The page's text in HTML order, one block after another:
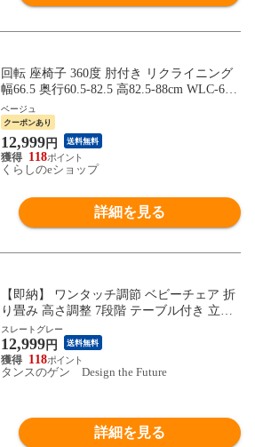
回転 座椅子 360度 肘付き リクライニング
幅66.5 奥行60.5-82.5 高82.5-88cm WLC-65
リビングチェア リラックスチェア 座椅子
高座椅子 チェア チェアー 椅子 イス 山善 Y
AMAZEN 【送料無料】
ベージュ
クーポンあり
12,999円 送料無料
118
くらしのeショップ
詳細を見る
【即納】 ワンタッチ調節 ベビーチェア 折
り畳み 高さ調整 7段階 テーブル付き 立ち
上がり防止 ベルト ハイチェア グローアッ
プチェア 足置き 子供 赤ちゃん ベビー お
しゃれ 93000001〔スレートグレー〕
スレートグレー
12,999円 送料無料
118
タンスのゲン Design the Future
詳細を見る